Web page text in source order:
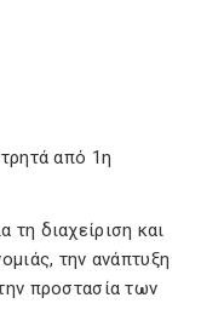
από 1η
διαχείριση και
την ανάπτυξη
προστασία των